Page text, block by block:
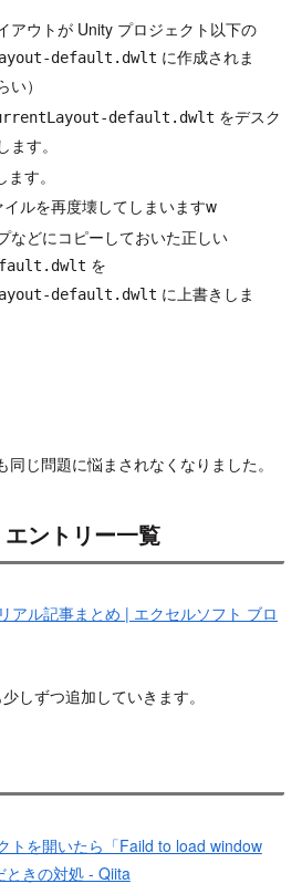
アウトが Unity プロジェクト以下の
default.dwlt に作成されま
）
default.dwlt をデスク
す。
す。
ルを再度壊してしまいますw
などにコピーしておいた正しい
を
default.dwlt に上書きしま
じ問題に悩まされなくなりました。
ントリー一覧
アル記事まとめ | エクセルソフト ブロ
しずつ追加していきます。
トを開いたら「Faild to load window
ときの対処 - Qiita